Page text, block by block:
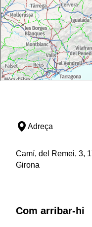
Adreça
Camí, del Remei, 3,
Girona
Com arribar-hi